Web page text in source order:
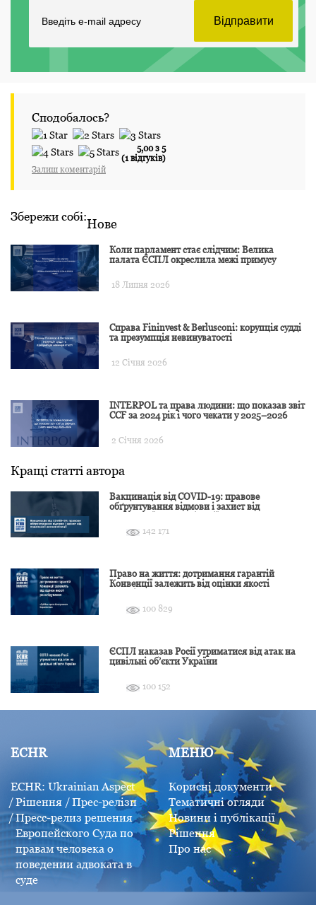
Сподобалось?
5,00 з 5
(1 відгуків)
Залиш коментарій
Збережи собі:Нове
Коли парламент стає слідчим: Велика
палата ЄСПЛ окреслила межі примусу
18 Липня 2026
Справа Fininvest & Berlusconi: корупція судді
та презумпція невинуватості
12 Січня 2026
INTERPOL та права людини: що показав звіт
CCF за 2024 рік і чого чекати у 2025–2026
2 Січня 2026
Кращі статті автора
Вакцинація від COVID-19: правове
обґрунтування відмови і захист від
142 171
Право на життя: дотримання гарантій
Конвенції залежить від оцінки якості
100 829
ЄСПЛ наказав Росії утриматися від атак на
цивільні об’єкти України
100 152
ECHR
ECHR: Ukrainian Aspect
Рішення
Прес-релізи
Пресс-релиз решения
Европейского Суда по
правам человека о
поведении адвоката в
суде
МЕНЮ
Корисні документи
Тематичні огляди
Новини і публікації
Рішення
Про нас